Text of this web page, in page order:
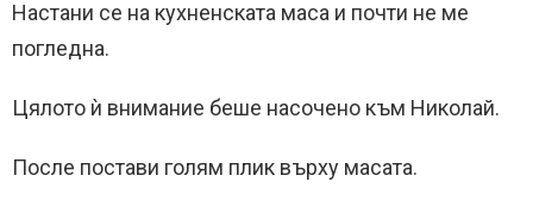
Настани се на кухненската маса и почти не ме
погледна.
Цялото ѝ внимание беше насочено към Николай.
После постави голям плик върху масата.